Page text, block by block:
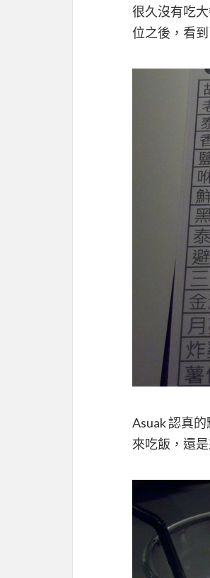
很久沒有吃
位之後，看
Asuak 認真
來吃飯，還